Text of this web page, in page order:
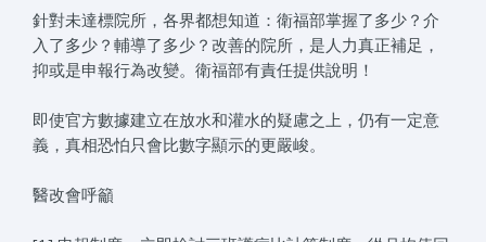
針對未達標院所，各界都想知道：衛福部掌握了多少？介
入了多少？輔導了多少？改善的院所，是人力真正補足，
抑或是申報行為改變。衛福部有責任提供說明！
即使官方數據建立在放水和灌水的疑慮之上，仍有一定意
義，真相恐怕只會比數字顯示的更嚴峻。
醫改會呼籲